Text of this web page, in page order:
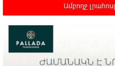
Լարիսա Ալավերդյան
Մեր ուժը մեր
Ամբողջ